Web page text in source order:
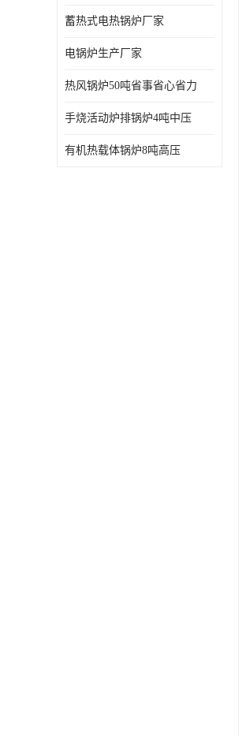
蓄热式电热锅炉厂家
电锅炉生产厂家
热风锅炉50吨省事省心省力
手烧活动炉排锅炉4吨中压
有机热载体锅炉8吨高压